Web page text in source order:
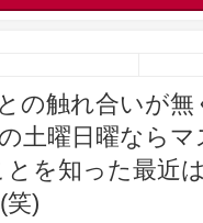
の触れ合いが
土曜日曜なら
を知った最近
笑)